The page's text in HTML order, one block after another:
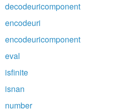
decodeuricomponent
encodeuri
encodeuricomponent
eval
isfinite
isnan
number